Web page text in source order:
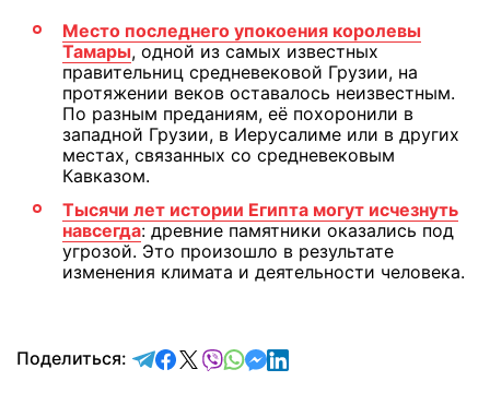
Место последнего упокоения королевы
Тамары, одной из самых известных
правительниц средневековой Грузии, на
протяжении веков оставалось неизвестным.
По разным преданиям, её похоронили в
западной Грузии, в Иерусалиме или в других
местах, связанных со средневековым
Кавказом.
Тысячи лет истории Египта могут исчезнуть
навсегда: древние памятники оказались под
угрозой. Это произошло в результате
изменения климата и деятельности человека.
Поделиться: отправить в Telegram
поделиться в Facebook
поделиться в X
отправить в Viber
отправить в Whatsapp
отправить в Messenger
отправить в LinkedIn